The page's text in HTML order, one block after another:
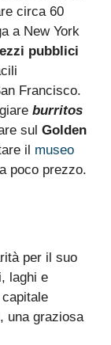
circa 60
a New York
pubblici
Francisco.
burritos
sul Golden
il museo
poco prezzo.
per il suo
laghi e
, una graziosa